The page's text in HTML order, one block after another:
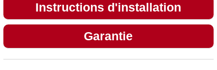
Instructions d'installation
Garantie